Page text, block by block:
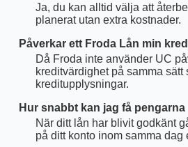
Ja, du kan alltid välja att
planerat utan extra kostnader.
Påverkar ett Froda Lån min
Då Froda inte använder UC
kreditvärdighet på samma sätt
kreditupplysningar.
Hur snabbt kan jag få
När ditt lån har blivit godkänt
på ditt konto inom samma dag